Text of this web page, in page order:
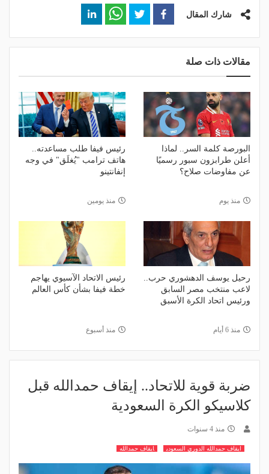
شارك المقال
مقالات ذات صلة
البورصة كلمة السر.. لماذا
أعلن طرابزون سبور رسميًا
عن مفاوضات صلاح؟
منذ يوم
رئيس فيفا طلب مساعدته..
هاتف ترامب "يُغلَق" في وجه
إنفانتينو
منذ يومين
رحيل يوسف الدهشوري حرب..
لاعب منتخب مصر السابق
ورئيس اتحاد الكرة الأسبق
منذ 6 أيام
رئيس الاتحاد الآسيوي يهاجم
خطة فيفا بشأن كأس العالم
منذ أسبوع
ضربة قوية للاتحاد.. إيقاف حمدالله قبل
كلاسيكو الكرة السعودية
منذ 4 سنوات
ايقاف حمدالله الدوري السعودي ايقاف حمدالله